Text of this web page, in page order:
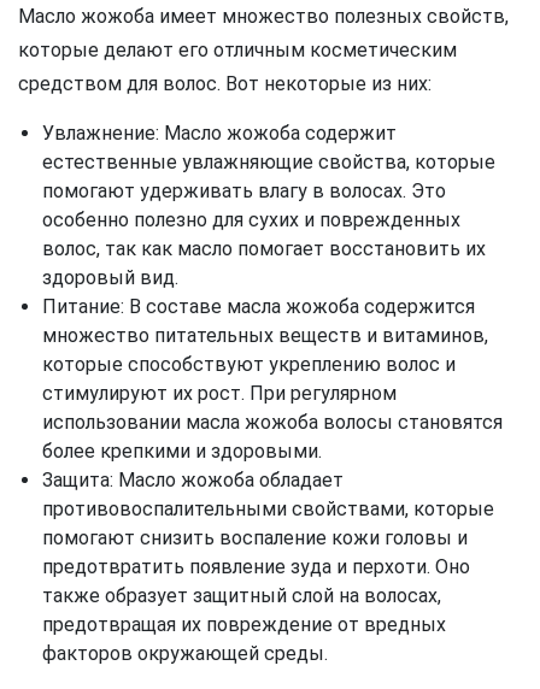
Масло жожоба имеет множество полезных свойств,
которые делают его отличным косметическим
средством для волос. Вот некоторые из них:
Увлажнение: Масло жожоба содержит
естественные увлажняющие свойства, которые
помогают удерживать влагу в волосах. Это
особенно полезно для сухих и поврежденных
волос, так как масло помогает восстановить их
здоровый вид.
Питание: В составе масла жожоба содержится
множество питательных веществ и витаминов,
которые способствуют укреплению волос и
стимулируют их рост. При регулярном
использовании масла жожоба волосы становятся
более крепкими и здоровыми.
Защита: Масло жожоба обладает
противовоспалительными свойствами, которые
помогают снизить воспаление кожи головы и
предотвратить появление зуда и перхоти. Оно
также образует защитный слой на волосах,
предотвращая их повреждение от вредных
факторов окружающей среды.